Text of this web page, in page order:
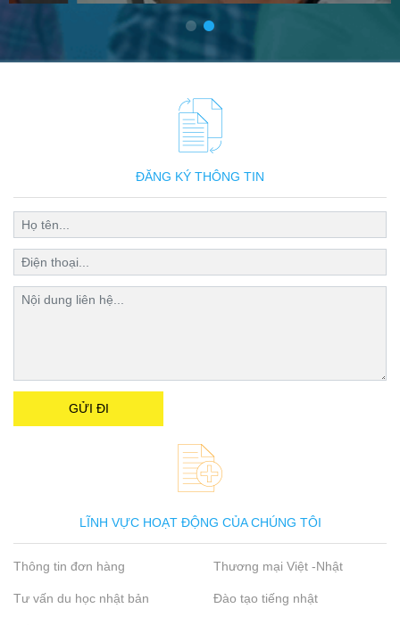
ĐĂNG KÝ THÔNG TIN
LĨNH VỰC HOẠT ĐỘNG CỦA CHÚNG TÔI
Thông tin đơn hàng Thương mại Việt -Nhật
Tư vấn du học nhật bản Đào tạo tiếng nhật